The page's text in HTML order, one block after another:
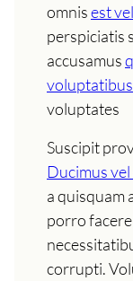
omnisest vel
perspiciatis
accusamus
voluptates
Suscipit
Ducimus
a quisquam
porro
corrupti.